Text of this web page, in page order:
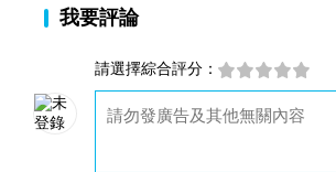
我要評論
請選擇綜合評分：